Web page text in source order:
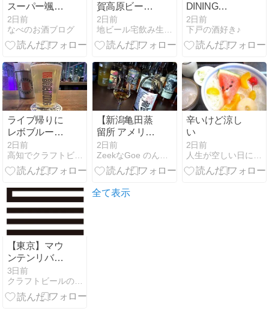
スーパー颯碧
の旨味のお話
2日前
なべのお酒ブログ
賀高原ビール
の信州平穏
2日前
DINING
sereno（埼玉
／さいたま新
都心）／名門
イタリアン
2日前
下戸の酒好き♪
ライブ帰りに
レボブルーイ
ングで飲んだ
2日前
高知でクラフトビール...たまに色々
【新潟亀田蒸
留所 アメリカ
ンオーク ニュ
ーバレル】甘
味と樽感のウ
飲みでレビュ
2日前
辛いけど涼し
い
2日前
【東京】マウ
ンテンリバー
ブルワリー：
「鳳梨啤酒(オ
ンライピージ
3日前
クラフトビールのことならビアナビ
全て表示